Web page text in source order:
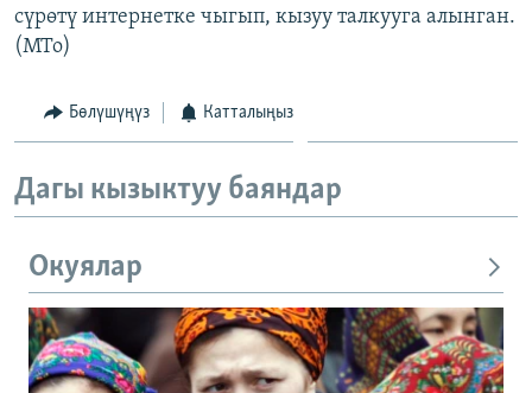
сүрөтү интернетке чыгып, кызуу талкууга алынган.
(МТо)
Бөлүшүңүз Катталыңыз
Дагы кызыктуу баяндар
Окуялар